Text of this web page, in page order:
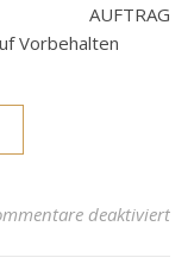
Vorbehalten
deaktiviertfür